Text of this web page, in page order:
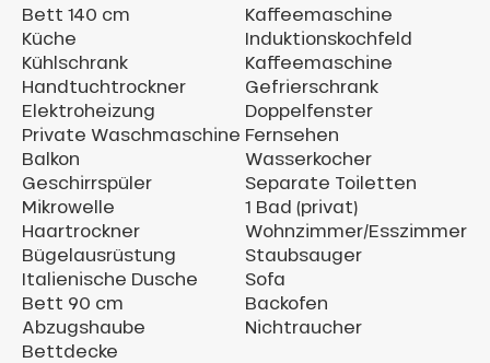
Bett 140 cm
Küche
Kühlschrank
Handtuchtrockner
Elektroheizung
Private Waschmaschine
Balkon
Geschirrspüler
Mikrowelle
Haartrockner
Bügelausrüstung
Italienische Dusche
Bett 90 cm
Abzugshaube
Bettdecke
Kaffeemaschine
Induktionskochfeld
Kaffeemaschine
Gefrierschrank
Doppelfenster
Fernsehen
Wasserkocher
Separate Toiletten
1 Bad (privat)
Wohnzimmer/Esszimmer
Staubsauger
Sofa
Backofen
Nichtraucher